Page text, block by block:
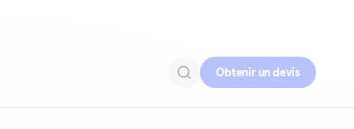
Obtenir un devis